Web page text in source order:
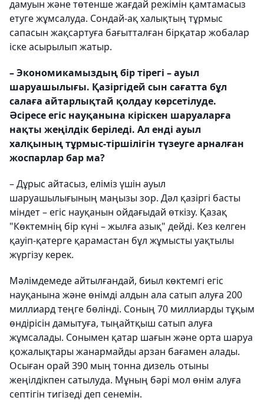
дамуын және төтенше жағдай режімін қамтамасыз
етуге жұм­салуда. Сондай-ақ халықтың тұрмыс
сапасын жақсартуға бағытталған бірқатар жобалар
іске асырылып жатыр.
– Экономикамыздың бір тірегі – ауыл
шаруашылығы. Қазіргідей сын сағатта бұл
салаға айтарлықтай қолдау көрсетілуде.
Әсіресе егіс науқанына кіріскен шаруаларға
нақты жеңілдік беріледі. Ал енді ауыл
халқының тұрмыс-тіршілігін түзеуге арналған
жоспарлар бар ма?
– Дұрыс айтасыз, еліміз үшін ауыл
шаруашылығының маңызы зор. Дәл қазіргі басты
міндет – егіс науқанын ойдағыдай өткізу. Қазақ
"Көктемнің бір күні – жылға азық" дейді. Кез келген
қауіп-қатерге қарамастан бұл жұмысты уақтылы
жүргізу керек.
Мәлімдемеде айтылғандай, биыл көктемгі егіс
науқанына және өнімді алдын ала сатып алуға 200
миллиард теңге бөлінді. Соның 70 миллиарды тұқым
өндірісін дамытуға, тыңайтқыш сатып алуға
жұмсалады. Сонымен қатар шағын және орта шаруа
қожалықтары жанармайды арзан бағамен алады.
Осыған орай 390 мың тонна дизель отыны
жеңілдікпен сатылуда. Мұның бәрі мол өнім алуға
септігін тигізеді деп сенемін.